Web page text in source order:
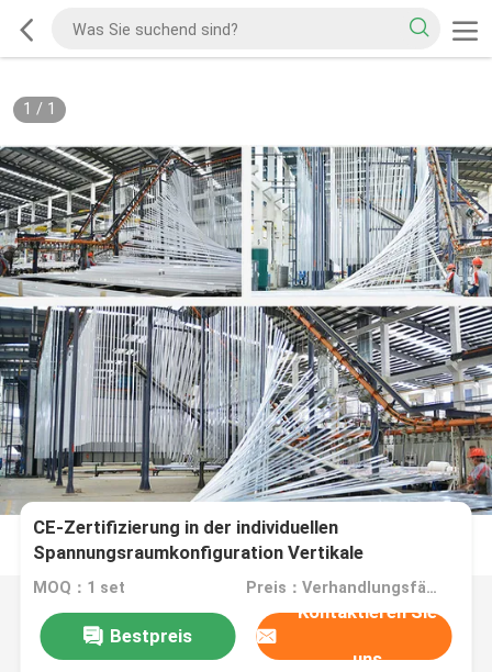
1 / 1
CE-Zertifizierung in der individuellen
Spannungsraumkonfiguration Vertikale
Pulverbeschichtung von Aluminiumprofilen
MOQ：1 set Preis：Verhandlungsfähig
Bestpreis
Kontaktieren Sie
uns